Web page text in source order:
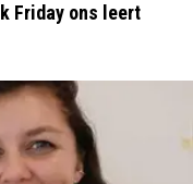
Friday ons leert